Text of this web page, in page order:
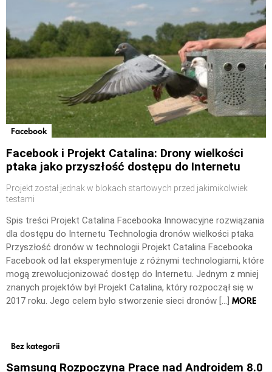
Facebook
Facebook i Projekt Catalina: Drony wielkości
ptaka jako przyszłość dostępu do Internetu
Projekt został jednak w blokach startowych przed jakimikolwiek
testami
Spis treści Projekt Catalina Facebooka Innowacyjne rozwiązania
dla dostępu do Internetu Technologia dronów wielkości ptaka
Przyszłość dronów w technologii Projekt Catalina Facebooka
Facebook od lat eksperymentuje z różnymi technologiami, które
mogą zrewolucjonizować dostęp do Internetu. Jednym z mniej
znanych projektów był Projekt Catalina, który rozpoczął się w
2017 roku. Jego celem było stworzenie sieci dronów […] MORE
Bez kategorii
Samsung Rozpoczyna Prace nad Androidem 8.0